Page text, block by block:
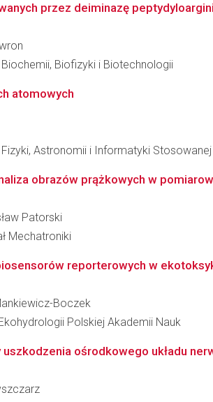
przez deiminazę
Biofizyki i Biotechnologii
atomowych
Astronomii i Informatyki Stosowanej
obrazów prążkowych w
Patorski
Mechatroniki
reporterowych w
Boczek
Polskiej Akademii Nauk
ośrodkowego układu